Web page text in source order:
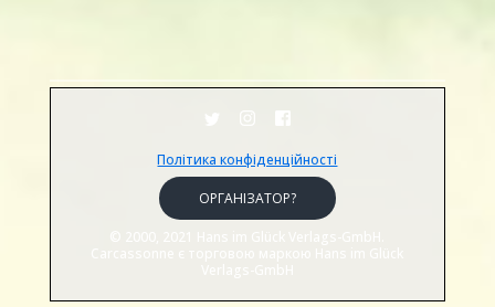
Політика конфіденційності
ОРГАНІЗАТОР?